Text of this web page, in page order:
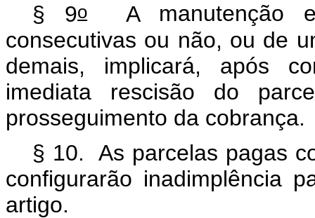
§ 9oA
consecutivas ou não, ou de
demais, implicará, após
imediata rescisão do
prosseguimento da cobrança.
§ 10. As parcelas pagas
configurarão inadimplência
artigo.